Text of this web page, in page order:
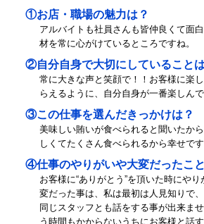
①お店・職場の魅力は？
アルバイトも社員さんも皆仲良くて面
材を常に心がけているところですね。
②自分自身で大切にしていること
常に大きな声と笑顔で！！お客様に楽
らえるように、自分自身が一番楽しんで
③この仕事を選んだきっかけは？
美味しい賄いが食べられると聞いたか
しくてたくさん食べられるから幸せで
④仕事のやりがいや大変だったこ
お客様に“ありがとう”を頂いた時にや
変だった事は、私は最初は人見知りで、
同じスタッフとも話をする事が出来ま
う時間もかからないうちにお客様と話